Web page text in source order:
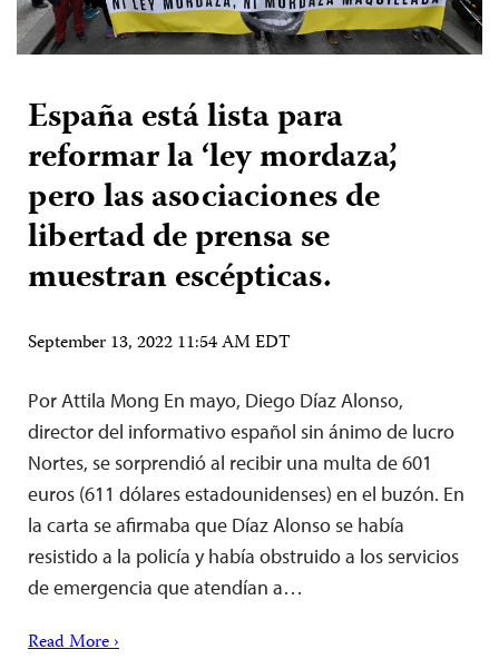
España está lista para
reformar la ‘ley mordaza’,
pero las asociaciones de
libertad de prensa se
muestran escépticas.
September 13, 2022 11:54 AM EDT
Por Attila Mong En mayo, Diego Díaz Alonso,
director del informativo español sin ánimo de lucro
Nortes, se sorprendió al recibir una multa de 601
euros (611 dólares estadounidenses) en el buzón. En
la carta se afirmaba que Díaz Alonso se había
resistido a la policía y había obstruido a los servicios
de emergencia que atendían a…
Read More ›